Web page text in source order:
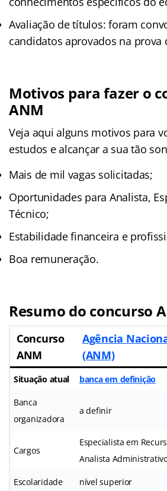
Avaliação de títulos: foram
candidatos aprovados na prova
Motivos para fazer o
ANM
Veja aqui alguns motivos para
estudos e alcançar a sua tão
Mais de mil vagas solicitadas;
Oportunidades para Analista,
Técnico;
Estabilidade financeira e
Boa remuneração.
Resumo do concurso
Concurso
ANM
Agência
(ANM)
Situação atual banca em definição
Banca
organizadora
a definir
Cargos
Especialista em
Analista
Escolaridade nível superior